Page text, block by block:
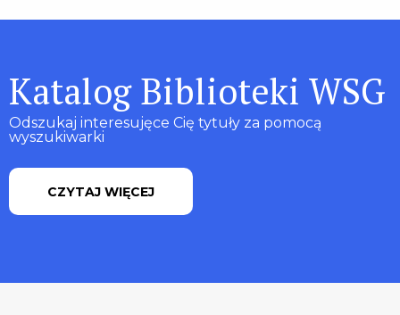
Katalog Biblioteki WSG
Odszukaj interesujęce Cię tytuły za pomocą
wyszukiwarki
CZYTAJ WIĘCEJ